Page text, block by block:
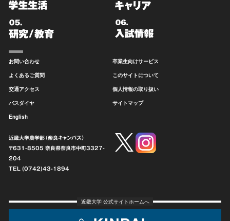
お問い合わせ
よくあるご質問
交通アクセス
バスダイヤ
English
卒業生向けサービス
このサイトについて
個人情報の取り扱い
サイトマップ
近畿大学農学部（奈良キャンパス）
〒631-8505 奈良県奈良市中町3327-
204
TEL (0742)43-1894
近畿大学 公式サイトホームへ